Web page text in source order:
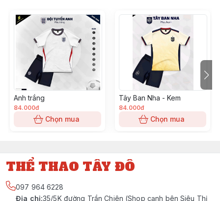
Anh trắng
84.000đ
Chọn mua
Tây Ban Nha - Kem
84.000đ
Chọn mua
THỂ THAO TÂY ĐÔ
097 964 6228
Địa chỉ:35/5K đường Trần Chiên (Shop cạnh bên Siêu Thị